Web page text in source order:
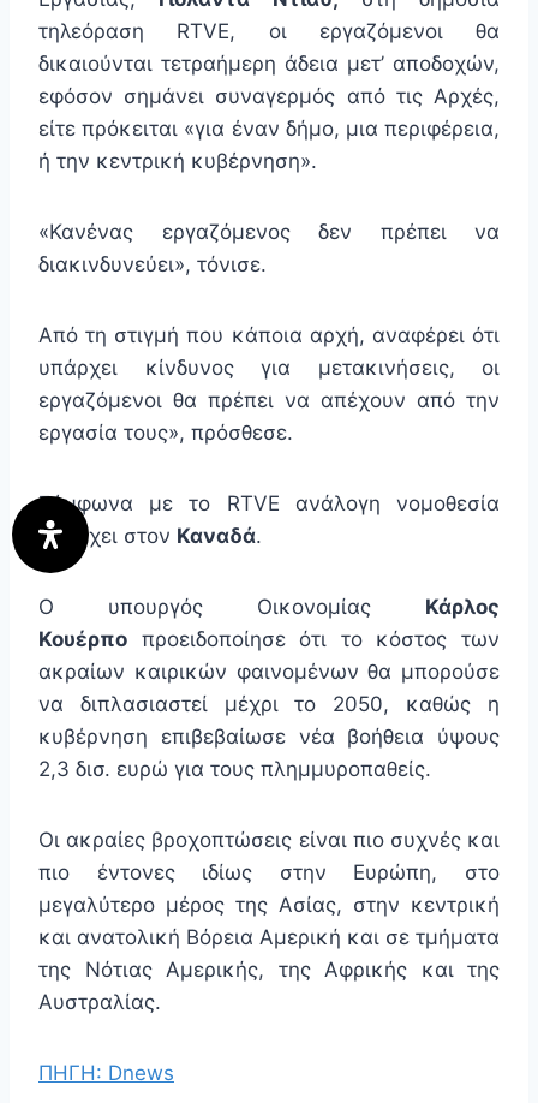
τηλεόραση RTVE, οι εργαζόμενοι θα
δικαιούνται τετραήμερη άδεια μετ’ αποδοχών,
εφόσον σημάνει συναγερμός από τις Αρχές,
είτε πρόκειται «για έναν δήμο, μια περιφέρεια,
ή την κεντρική κυβέρνηση».
«Κανένας εργαζόμενος δεν πρέπει να
διακινδυνεύει», τόνισε.
Από τη στιγμή που κάποια αρχή, αναφέρει ότι
υπάρχει κίνδυνος για μετακινήσεις, οι
εργαζόμενοι θα πρέπει να απέχουν από την
εργασία τους», πρόσθεσε.
Σύμφωνα με το RTVE ανάλογη νομοθεσία
υπάρχει στον Καναδά.
Ο υπουργός Οικονομίας Κάρλος
Κουέρπο προειδοποίησε ότι το κόστος των
ακραίων καιρικών φαινομένων θα μπορούσε
να διπλασιαστεί μέχρι το 2050, καθώς η
κυβέρνηση επιβεβαίωσε νέα βοήθεια ύψους
2,3 δισ. ευρώ για τους πλημμυροπαθείς.
Οι ακραίες βροχοπτώσεις είναι πιο συχνές και
πιο έντονες ιδίως στην Ευρώπη, στο
μεγαλύτερο μέρος της Ασίας, στην κεντρική
και ανατολική Βόρεια Αμερική και σε τμήματα
της Νότιας Αμερικής, της Αφρικής και της
Αυστραλίας.
ΠΗΓΗ: Dnews